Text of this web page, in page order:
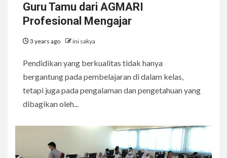
Guru Tamu dari AGMARI
Profesional Mengajar
3 years ago ini sakya
Pendidikan yang berkualitas tidak hanya
bergantung pada pembelajaran di dalam kelas,
tetapi juga pada pengalaman dan pengetahuan yang
dibagikan oleh...